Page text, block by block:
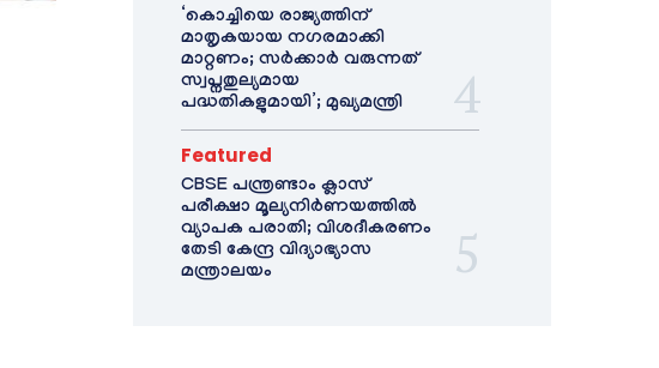
‘കൊച്ചിയെ രാജ്യത്തിന്
മാതൃകയായ നഗരമാക്കി
മാറ്റണം; സർക്കാർ വരുന്നത്
സ്വപ്നതുല്യമായ
പദ്ധതികളുമായി’; മുഖ്യമന്ത്രി
Featured
CBSE പന്ത്രണ്ടാം ക്ലാസ്
പരീക്ഷാ മൂല്യനിർണയത്തിൽ
വ്യാപക പരാതി; വിശദീകരണം
തേടി കേന്ദ്ര വിദ്യാഭ്യാസ
മന്ത്രാലയം